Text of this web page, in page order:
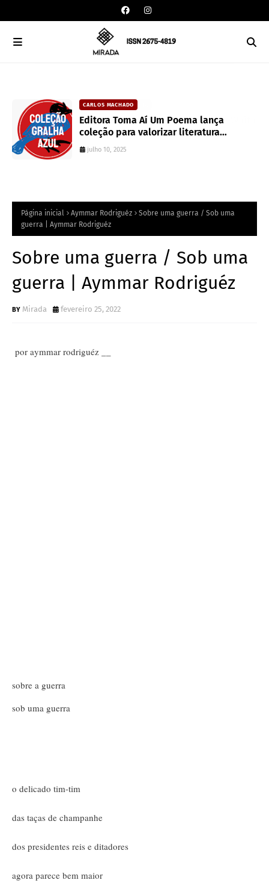
CARLOS MACHADO
Editora Toma Aí Um Poema lança
coleção para valorizar literatura
paranaense
julho 10, 2025
Página inicial Aymmar Rodriguéz
Sobre uma guerra / Sob uma
guerra | Aymmar Rodriguéz
Sobre uma guerra / Sob uma
guerra | Aymmar Rodriguéz
Mirada fevereiro 25, 2022
por aymmar rodriguéz __
sobre a guerra
sob uma guerra
o delicado tim-tim
das taças de champanhe
dos presidentes reis e ditadores
agora parece bem maior